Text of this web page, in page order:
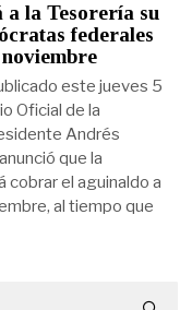
la Tesorería su
federales
este jueves 5
Oficial de la
Andrés
que la
cobrar el aguinaldo a
al tiempo que